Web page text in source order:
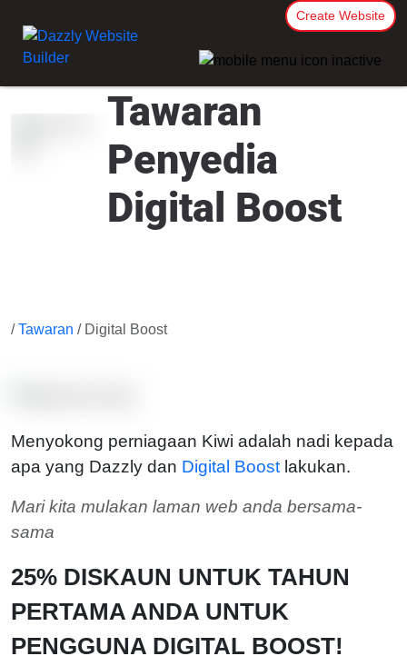
Create Website
Tawaran
Penyedia
Digital Boost
/Tawaran / Digital Boost
Menyokong perniagaan Kiwi adalah nadi kepada
apa yang Dazzly dan Digital Boost lakukan.
Mari kita mulakan laman web anda bersama-
sama
25% DISKAUN UNTUK TAHUN
PERTAMA ANDA UNTUK
PENGGUNA DIGITAL BOOST!